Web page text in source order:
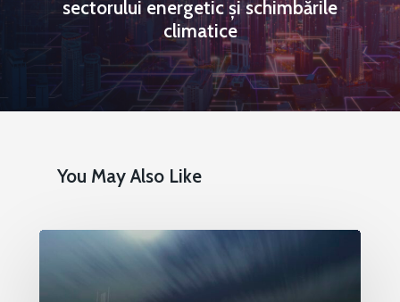
sectorului energetic și schimbările
climatice
You May Also Like